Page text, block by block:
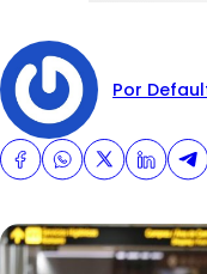
Por